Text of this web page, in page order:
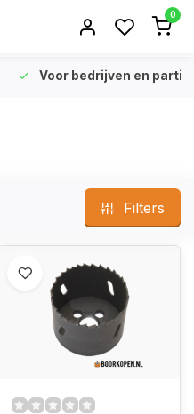
0
Voor bedrijven en
Filters